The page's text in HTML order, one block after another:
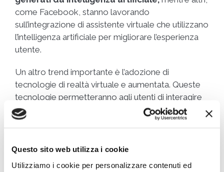
Questo sito web utilizza i cookie
Utilizziamo i cookie per personalizzare contenuti ed
come Facebook, stanno lavorando
sull’integrazione di assistente virtuale che utilizzano
l’intelligenza artificiale per migliorare l’esperienza
utente.
Un altro trend importante è l’adozione di
tecnologie di realtà virtuale e aumentata. Queste
tecnologie permetteranno agli utenti di interagire
con il mondo virtuale in modi sempre più realistici e
coinvolgenti. Ad esempio, i social network
eventi virtuali o di interagire con prodotti in modo